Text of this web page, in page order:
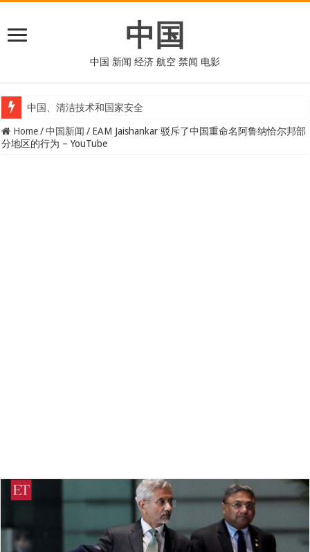
中国
中国 新闻 经济 航空 禁闻 电影
中国、清洁技术和国家安全
Home / 中国新闻 / EAM Jaishankar 驳斥了中国重命名阿鲁纳恰尔邦部
分地区的行为 – YouTube